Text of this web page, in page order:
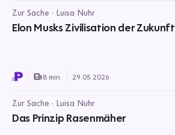
Zur Sache · Luisa Nuhr
Elon Musks Zivilisation der Zukunft
8 min. 29.05.2026
Zur Sache · Luisa Nuhr
Das Prinzip Rasenmäher